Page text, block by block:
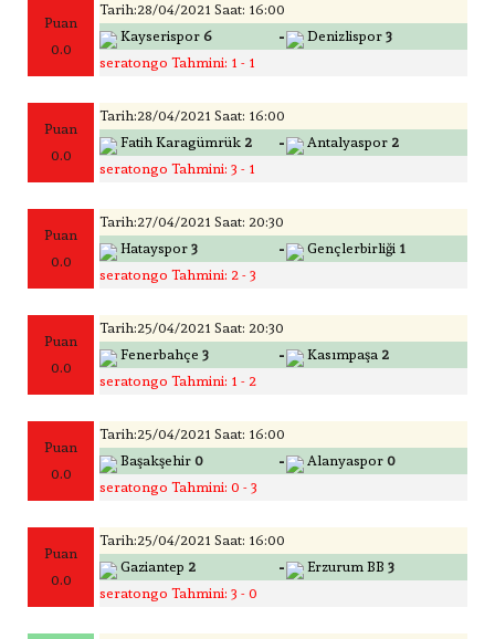
Puan
0.0
Tarih:28/04/2021 Saat: 16:00
Kayserispor 6 - Denizlispor 3
seratongo Tahmini: 1 - 1
Puan
0.0
Tarih:28/04/2021 Saat: 16:00
Fatih Karagümrük 2 - Antalyaspor 2
seratongo Tahmini: 3 - 1
Puan
0.0
Tarih:27/04/2021 Saat: 20:30
Hatayspor 3 - Gençlerbirliği 1
seratongo Tahmini: 2 - 3
Puan
0.0
Tarih:25/04/2021 Saat: 20:30
Fenerbahçe 3 - Kasımpaşa 2
seratongo Tahmini: 1 - 2
Puan
0.0
Tarih:25/04/2021 Saat: 16:00
Başakşehir 0 - Alanyaspor 0
seratongo Tahmini: 0 - 3
Puan
0.0
Tarih:25/04/2021 Saat: 16:00
Gaziantep 2 - Erzurum BB 3
seratongo Tahmini: 3 - 0